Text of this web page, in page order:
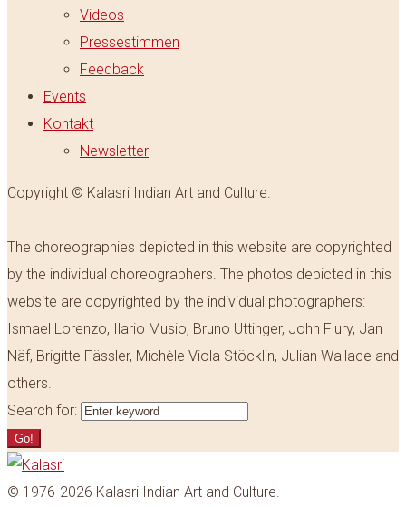
Videos
Pressestimmen
Feedback
Events
Kontakt
Newsletter
Copyright © Kalasri Indian Art and Culture.
The choreographies depicted in this website are copyrighted
by the individual choreographers. The photos depicted in this
website are copyrighted by the individual photographers:
Ismael Lorenzo, Ilario Musio, Bruno Uttinger, John Flury, Jan
Näf, Brigitte Fässler, Michèle Viola Stöcklin, Julian Wallace and
others.
Search for:
Go!
© 1976-2026 Kalasri Indian Art and Culture.